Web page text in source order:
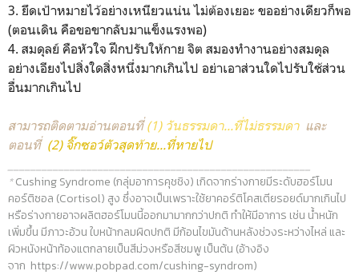
3. ยึดเป้าหมายไว้อย่างเหนียวแน่น ไม่ต้องเยอะ ขออย่างเดียวก็พอ
(ตอนเดิน คือขอขากลับมาแข็งแรงพอ)
4. สมดุลย์ คือหัวใจ ฝึกปรับให้กาย จิต สมองทำงานอย่างสมดุล
อย่างเอียงไปสิ่งใดสิ่งหนึ่งมากเกินไป อย่าเอาส่วนใดไปรับใช้ส่วน
อื่นมากเกินไป
สามารถติดตามอ่านตอนที่(1) วันธรรมดา...ที่ไม่ธรรมดา และ
ตอนที่ (2) จิ๊กซอว์ตัวสุดท้าย...ที่หายไป
*Cushing Syndrome (กลุ่มอาการคุชชิง) เกิดจากร่างกายมีระดับฮอร์โมน
คอร์ติซอล (Cortisol) สูง ซึ่งอาจเป็นเพราะใช้ยาคอร์ติโคสเตียรอยด์มากเกินไป
หรือร่างกายอาจผลิตฮอร์โมนนี้ออกมามากกว่าปกติ ทำให้มีอาการ เช่น น้ำหนัก
เพิ่มขึ้น มีภาวะอ้วน ใบหน้ากลมผิดปกติ มีก้อนไขมันด้านหลังช่วงระหว่างไหล่ และ
ผิวหนังหน้าท้องแตกลายเป็นสีม่วงหรือสีชมพู เป็นต้น (อ้างอิง
จาก https://www.pobpad.com/cushing-syndrom)